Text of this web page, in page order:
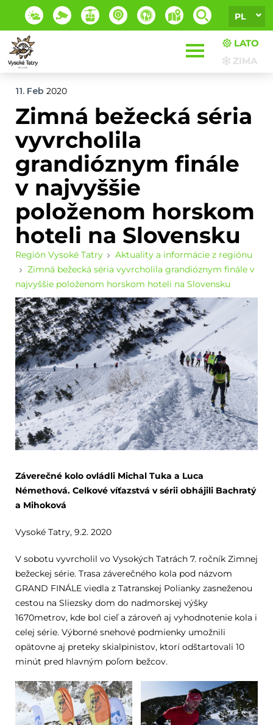
PL
LATO
ZIMA
11. Feb 2020
Zimná bežecká séria
vyvrcholila
grandióznym finále
v najvyššie
položenom horskom
hoteli na Slovensku
Región Vysoké Tatry
Aktuality a informácie z regiónu
Zimná bežecká séria vyvrcholila grandióznym finále v
najvyššie položenom horskom hoteli na Slovensku
Záverečné kolo ovládli Michal Tuka a Luca
Némethová. Celkové víťazstvá v sérii obhájili Bachratý
a Mihoková
Vysoké Tatry, 9.2. 2020
V sobotu vyvrcholil vo Vysokých Tatrách 7. ročník Zimnej
bežeckej série. Trasa záverečného kola pod názvom
GRAND FINÁLE viedla z Tatranskej Polianky zasneženou
cestou na Sliezsky dom do nadmorskej výšky
1670metrov, kde bol cieľ a zároveň aj vyhodnotenie kola i
celej série. Výborné snehové podmienky umožnili
opätovne aj preteky skialpinistov, ktorí odštartovali 10
minút pred hlavným poľom bežcov.